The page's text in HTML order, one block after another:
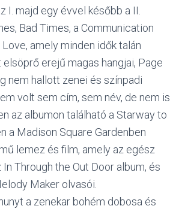
I. majd egy évvel később a II.
Bad Times, a Communication
amely minden idők talán
erejű magas hangjai, Page
nem hallott zenei és színpadi
volt sem cím, sem név, de nem is
az albumon található a Starway to
a Madison Square Gardenben
lemez és film, amely az egész
Through the Out Door album, és
Maker olvasói.
a zenekar bohém dobosa és